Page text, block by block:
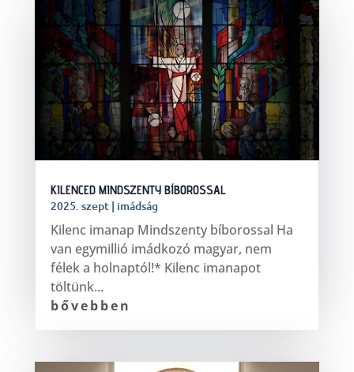
KILENCED MINDSZENTY BÍBOROSSAL
2025. szept| imádság
Kilenc imanap Mindszenty bíborossal Ha
van egymillió imádkozó magyar, nem
félek a holnaptól!* Kilenc imanapot
töltünk...
bővebben